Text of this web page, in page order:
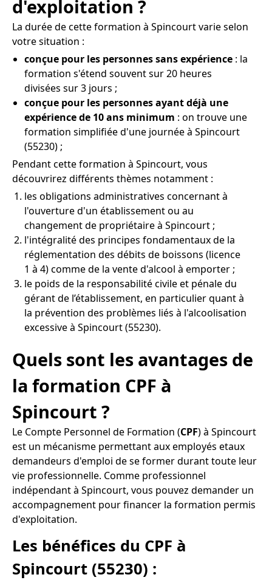
d'exploitation ?
La durée de cette formation à Spincourt varie selon
votre situation :
conçue pour les personnes sans expérience : la
formation s'étend souvent sur 20 heures
divisées sur 3 jours ;
conçue pour les personnes ayant déjà une
expérience de 10 ans minimum : on trouve une
formation simplifiée d'une journée à Spincourt
(55230) ;
Pendant cette formation à Spincourt, vous
découvrirez différents thèmes notamment :
les obligations administratives concernant à
l'ouverture d'un établissement ou au
changement de propriétaire à Spincourt ;
l'intégralité des principes fondamentaux de la
réglementation des débits de boissons (licence
1 à 4) comme de la vente d'alcool à emporter ;
le poids de la responsabilité civile et pénale du
gérant de l’établissement, en particulier quant à
la prévention des problèmes liés à l'alcoolisation
excessive à Spincourt (55230).
Quels sont les avantages de
la formation CPF à
Spincourt ?
Le Compte Personnel de Formation (CPF) à Spincourt
est un mécanisme permettant aux employés etaux
demandeurs d'emploi de se former durant toute leur
vie professionnelle. Comme professionnel
indépendant à Spincourt, vous pouvez demander un
accompagnement pour financer la formation permis
d'exploitation.
Les bénéfices du CPF à
Spincourt (55230) :